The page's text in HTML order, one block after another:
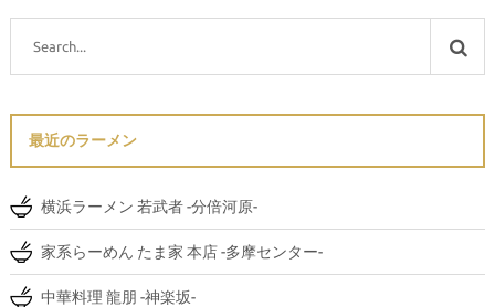
最近のラーメン
横浜ラーメン 若武者 -分倍河原-
家系らーめん たま家 本店 -多摩センター-
中華料理 龍朋 -神楽坂-